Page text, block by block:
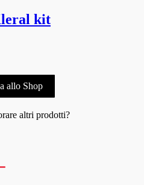
kit
allo Shop
altri prodotti?